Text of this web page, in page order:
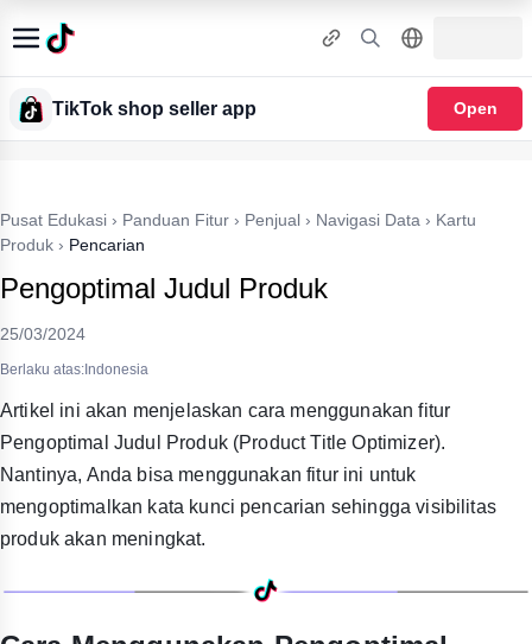
TikTok shop seller app Open
Pusat Edukasi › Panduan Fitur › Penjual › Navigasi Data › Kartu
Produk › Pencarian
Pengoptimal Judul Produk
25/03/2024
Berlaku atas:Indonesia
Artikel ini akan menjelaskan cara menggunakan fitur
Pengoptimal Judul Produk (Product Title Optimizer).
Nantinya, Anda bisa menggunakan fitur ini untuk
mengoptimalkan kata kunci pencarian sehingga visibilitas
produk akan meningkat.